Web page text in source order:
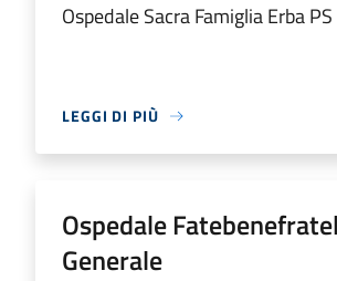
Ospedale Sacra Famiglia Erba
LEGGI DI PIÙ
Ospedale
Generale